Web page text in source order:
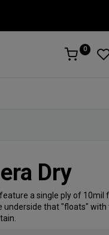
0
Dry
a single ply of 10mil
that "floats" with